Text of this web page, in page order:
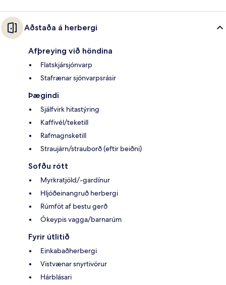
Aðstaða á herbergi
Afþreying við höndina
Flatskjársjónvarp
Stafrænar sjónvarpsrásir
Þægindi
Sjálfvirk hitastýring
Kaffivél/teketill
Rafmagnsketill
Straujárn/strauborð (eftir beiðni)
Sofðu rótt
Myrkratjöld/-gardínur
Hljóðeinangruð herbergi
Rúmföt af bestu gerð
Ókeypis vagga/barnarúm
Fyrir útlitið
Einkabaðherbergi
Vistvænar snyrtivörur
Hárblásari